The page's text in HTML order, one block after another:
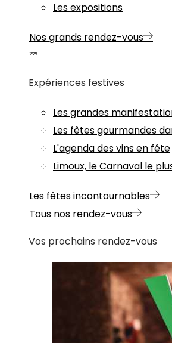
Les expositions
Nos grands rendez-vous
Expériences festives
Les grandes
Les fêtes gourmandes
L'agenda des vins en fête
Limoux, le Carnaval le
Les fêtes incontournables
Tous nos rendez-vous
Vos prochains rendez-vous